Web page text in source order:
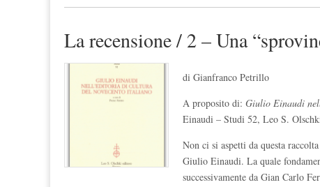
La recensione / 2 – Una
di Gianfranco Petrillo
A proposito di: Giulio Einaudi
Einaudi – Studi 52, Leo S.
Non ci si aspetti da questa
Giulio Einaudi. La quale
successivamente da Gian Carlo